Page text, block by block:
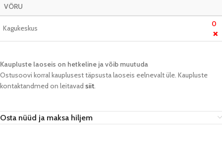
VÕRU
Kagukeskus 0
❌
Kaupluste laoseis on hetkeline ja võib muutuda​
Ostusoovi korral kauplusest täpsusta laoseis eelnevalt üle. Kaupluste
kontaktandmed on leitavad siit.
Osta nüüd ja maksa hiljem